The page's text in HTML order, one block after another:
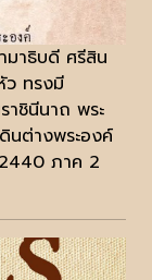
มาธิบดี ศรีสิน
ว ทรงมี
าชินีนาถ พระ
นต่างพระองค์
2440 ภาค 2